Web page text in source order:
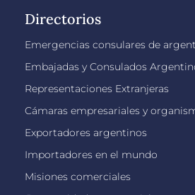
Directorios
Emergencias consulares de
Embajadas y Consulados
Representaciones Extranjeras
Cámaras empresariales y
Exportadores argentinos
Importadores en el mundo
Misiones comerciales